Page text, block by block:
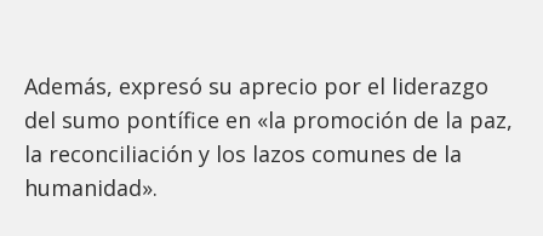
Además, expresó su aprecio por el liderazgo
del sumo pontífice en «la promoción de la paz,
la reconciliación y los lazos comunes de la
humanidad».